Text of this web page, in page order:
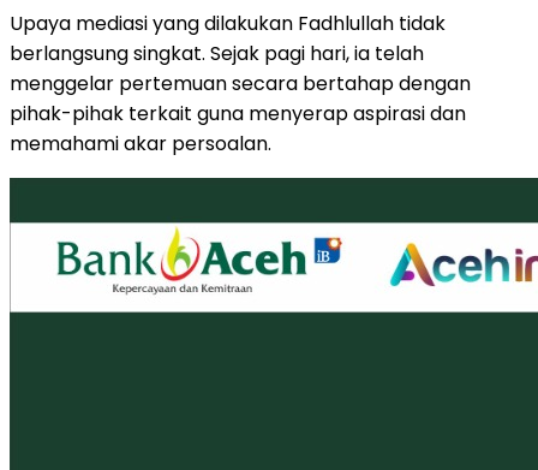
Upaya mediasi yang dilakukan Fadhlullah tidak
berlangsung singkat. Sejak pagi hari, ia telah
menggelar pertemuan secara bertahap dengan
pihak-pihak terkait guna menyerap aspirasi dan
memahami akar persoalan.